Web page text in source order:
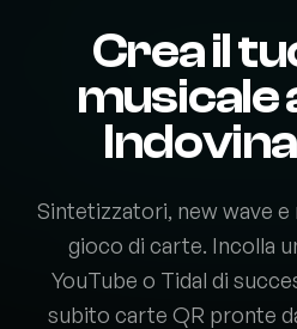
Crea il
musicale
Sintetizzatori, new wave
gioco di carte. Incolla
YouTube o Tidal di
subito carte QR pronte